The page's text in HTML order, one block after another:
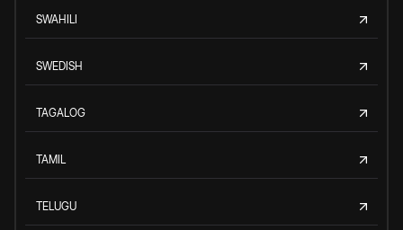
SWAHILI
SWEDISH
TAGALOG
TAMIL
TELUGU